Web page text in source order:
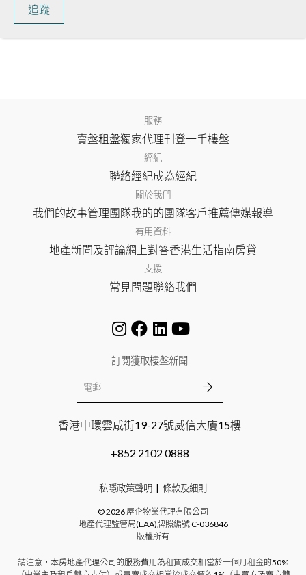
追蹤
服務
賣盤租盤獨家代理刊登一手樓盤
經紀
聯絡經紀成為經紀
關於我們
我們的故事管理團隊我的的團隊客戶推薦傳媒報導
有用資料
地產新聞及評論網上對答香港生活指南房貸
支援
常見問題聯絡我們
訂閱獲取樓盤新聞
香港中環雲咸街19-27號威信大廈15樓
+852 2102 0888
私隱政策聲明 條款及細則
©2026屋企物業代理有限公司
地產代理監管局(EAA)牌照編號C-036846
版權所有
請注意，本房地產代理公司的服務費用為租賃成交相當於一個月租金的50%